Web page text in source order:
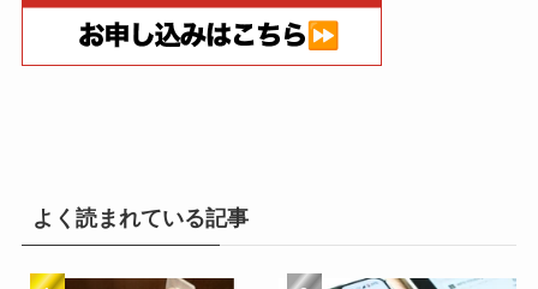
よく読まれている記事